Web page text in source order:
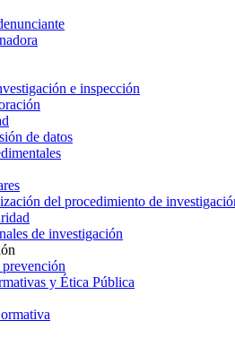
e inspección
de datos
del procedimiento de
de investigación
y Ética Pública